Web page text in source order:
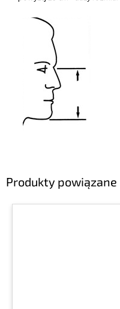
Produkty powiązane